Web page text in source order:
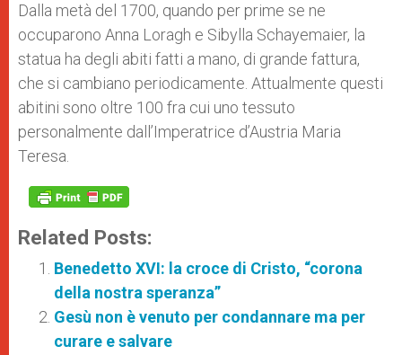
Dalla metà del 1700, quando per prime se ne
occuparono Anna Loragh e Sibylla Schayemaier, la
statua ha degli abiti fatti a mano, di grande fattura,
che si cambiano periodicamente. Attualmente questi
abitini sono oltre 100 fra cui uno tessuto
personalmente dall’Imperatrice d’Austria Maria
Teresa.
Related Posts:
Benedetto XVI: la croce di Cristo, “corona
della nostra speranza”
Gesù non è venuto per condannare ma per
curare e salvare